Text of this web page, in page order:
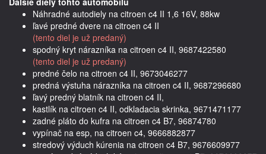
Náhradné autodiely na citroen c4 II 1,6 16V, 88kw
ľavé predné dvere na citroen c4 II
(tento diel je už predaný)
spodný kryt nárazníka na citroen c4 II, 9687422580
(tento diel je už predaný)
predné čelo na citroen c4 II, 9673046277
predná výstuha nárazníka na citroen c4 II, 9687296680
ľavý predný blatník na citroen c4 II,
kastlík na citroen c4 II, odkladacia skrinka, 9671471177
zadné pláto do kufra na citroen c4 B7, 96874780
vypínač na esp, na citroen c4, 9666882877
stredový výduch kúrenia na citroen c4 B7, 9676609977